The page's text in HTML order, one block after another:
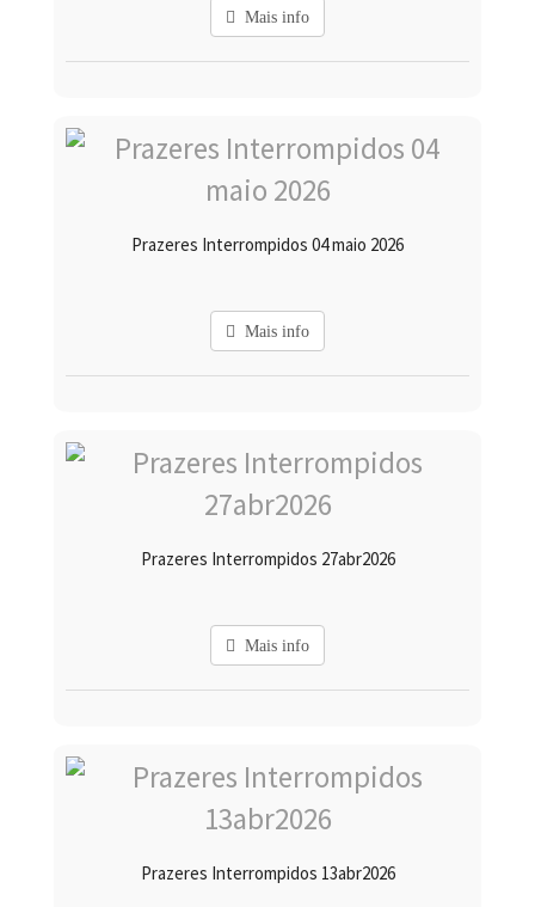
Mais info
Prazeres Interrompidos 04 maio 2026
Mais info
Prazeres Interrompidos 27abr2026
Mais info
Prazeres Interrompidos 13abr2026